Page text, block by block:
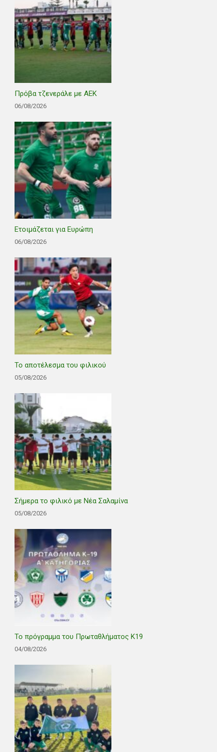
Πρόβα τζενεράλε με ΑΕΚ
06/08/2026
Ετοιμάζεται για Ευρώπη
06/08/2026
Το αποτέλεσμα του φιλικού
05/08/2026
Σήμερα το φιλικό με Νέα Σαλαμίνα
05/08/2026
Το πρόγραμμα του Πρωταθλήματος Κ19
04/08/2026